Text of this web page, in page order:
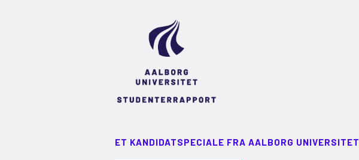
ET KANDIDATSPECIALE FRA AALBORG UNIVERSITET